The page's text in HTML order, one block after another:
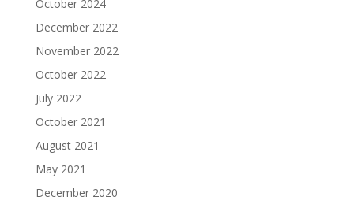
October 2024
December 2022
November 2022
October 2022
July 2022
October 2021
August 2021
May 2021
December 2020